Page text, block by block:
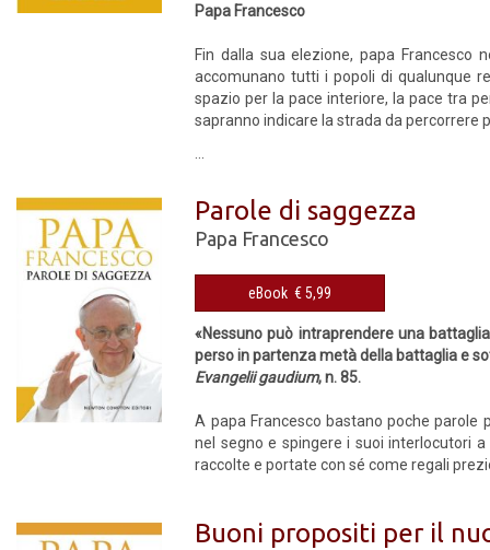
Papa Francesco
Fin dalla sua elezione, papa Francesco
accomunano tutti i popoli di qualunque
spazio per la pace interiore, la pace tra
sapranno indicare la strada da
Parole di saggezza
Papa Francesco
eBook € 5,99
«Nessuno può intraprendere una
perso in partenza metà della battaglia e
Evangelii gaudium, n. 85.
A papa Francesco bastano poche parole
nel segno e spingere i suoi interlocutori
raccolte e portate con sé come regali
Buoni propositi per il